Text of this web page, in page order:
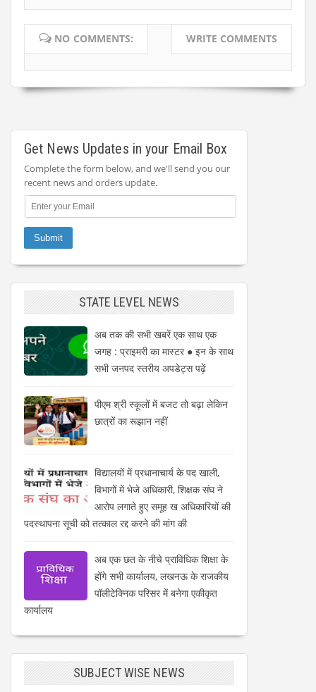
NO COMMENTS: WRITE COMMENTS
Get News Updates in your Email Box
Complete the form below, and we'll send you our
recent news and orders update.
STATE LEVEL NEWS
अब तक की सभी खबरें एक साथ एक
जगह : प्राइमरी का मास्टर ● इन के साथ
सभी जनपद स्तरीय अपडेट्स पढ़ें
पीएम श्री स्कूलों में बजट तो बढ़ा लेकिन
छात्रों का रूझान नहीं
विद्यालयों में प्रधानाचार्य के पद खाली,
विभागों में भेजे अधिकारी, शिक्षक संघ ने
आरोप लगाते हुए समूह ख अधिकारियों की
पदस्थापना सूची को तत्काल रद्द करने की मांग की
अब एक छत के नीचे प्राविधिक शिक्षा के
होंगे सभी कार्यालय, लखनऊ के राजकीय
पॉलीटेक्निक परिसर में बनेगा एकीकृत
कार्यालय
SUBJECT WISE NEWS